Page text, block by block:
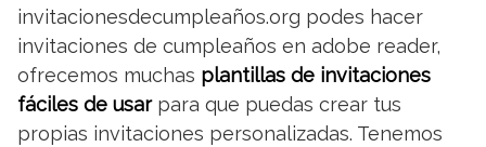
invitacionesdecumpleaños.org podes hacer
invitaciones de cumpleaños en adobe reader,
ofrecemos muchas plantillas de invitaciones
fáciles de usarpara que puedas crear tus
propias invitaciones personalizadas. Tenemos